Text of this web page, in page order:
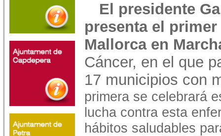
El presidente
presenta el
Mallorca en
Cáncer, en el que
17 municipios con
primera se celebrará
lucha contra esta
hábitos saludables